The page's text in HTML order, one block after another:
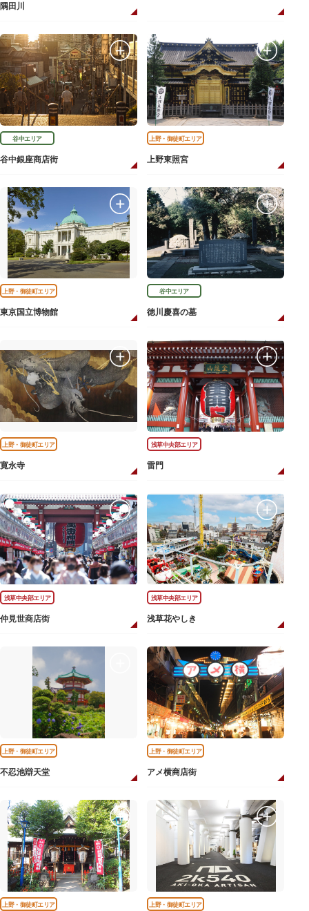
隅田川
谷中エリア
谷中銀座商店街
上野・御徒町エリア
上野東照宮
上野・御徒町エリア
東京国立博物館
谷中エリア
徳川慶喜の墓
上野・御徒町エリア
寛永寺
浅草中央部エリア
雷門
浅草中央部エリア
仲見世商店街
浅草中央部エリア
浅草花やしき
上野・御徒町エリア
不忍池辯天堂
上野・御徒町エリア
アメ横商店街
上野・御徒町エリア 上野・御徒町エリア